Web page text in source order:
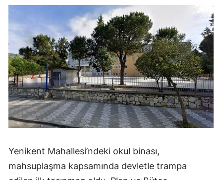
Yenikent Mahallesi’ndeki okul binası,
mahsuplaşma kapsamında devletle trampa